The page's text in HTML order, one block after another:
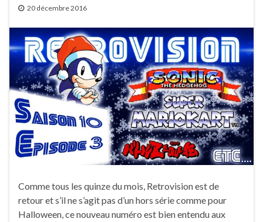
20 décembre 2016
Comme tous les quinze du mois, Retrovision est de
retour et s’il ne s’agit pas d’un hors série comme pour
Halloween, ce nouveau numéro est bien entendu aux